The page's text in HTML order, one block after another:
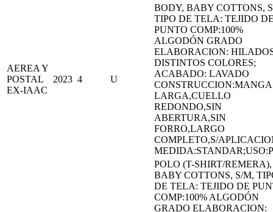
AEREA Y
POSTAL
EX-IAAC
2023 4 U
BODY, BABY COTTONS,
TIPO DE TELA: TEJIDO
PUNTO COMP:100%
ALGODÓN GRADO
ELABORACION:
DISTINTOS COLORES;
ACABADO: LAVADO
CONSTRUCCION:MANGA
LARGA,CUELLO
REDONDO,SIN
ABERTURA,SIN
FORRO,LARGO
COMPLETO,S/
POLO (T-SHIRT/REMERA),
BABY COTTONS, S/M,
DE TELA: TEJIDO DE
COMP:100% ALGODÓN
GRADO ELABORACION: